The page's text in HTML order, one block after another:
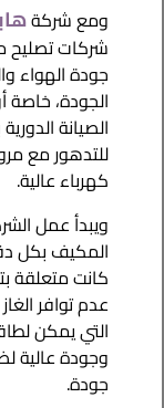
ومع شركة
شركات تصليح
جودة الهواء
الجودة، خاصة
الصيانة
للتدهور مع
كهرباء عالية.
ويبدأ عمل
المكيف بكل
كانت متعلقة
عدم توافر
التي يمكن
وجودة عالية
جودة.